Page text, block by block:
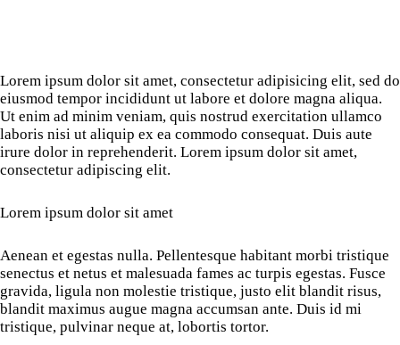
Lorem ipsum dolor sit amet, consectetur adipisicing elit, sed do
eiusmod tempor incididunt ut labore et dolore magna aliqua.
Ut enim ad minim veniam, quis nostrud exercitation ullamco
laboris nisi ut aliquip ex ea commodo consequat. Duis aute
irure dolor in reprehenderit. Lorem ipsum dolor sit amet,
consectetur adipiscing elit.
Lorem ipsum dolor sit amet
Aenean et egestas nulla. Pellentesque habitant morbi tristique
senectus et netus et malesuada fames ac turpis egestas. Fusce
gravida, ligula non molestie tristique, justo elit blandit risus,
blandit maximus augue magna accumsan ante. Duis id mi
tristique, pulvinar neque at, lobortis tortor.